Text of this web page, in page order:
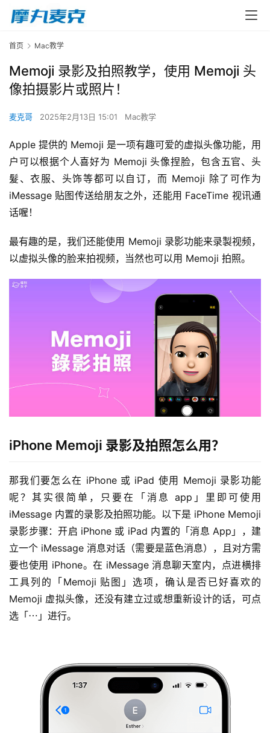
首页 Mac教学
Memoji 录影及拍照教学，使用 Memoji 头
像拍摄影片或照片！
麦克哥 2025年2月13日 15:01 Mac教学
Apple 提供的 Memoji 是一项有趣可爱的虚拟头像功能，用
户可以根据个人喜好为 Memoji 头像捏脸，包含五官、头
髮、衣服、头饰等都可以自订，而 Memoji 除了可作为
iMessage 贴图传送给朋友之外，还能用 FaceTime 视讯通
话喔！
最有趣的是，我们还能使用 Memoji 录影功能来录製视频，
以虚拟头像的脸来拍视频，当然也可以用 Memoji 拍照。
iPhone Memoji 录影及拍照怎么用？
那我们要怎么在 iPhone 或 iPad 使用 Memoji 录影功能
呢？其实很简单，只要在「消息 app」里即可使用
iMessage 内置的录影及拍照功能。以下是 iPhone Memoji
录影步骤：开启 iPhone 或 iPad 内置的「消息 App」，建
立一个 iMessage 消息对话（需要是蓝色消息），且对方需
要也使用 iPhone。在 iMessage 消息聊天室内，点进横排
工具列的「Memoji 贴图」选项，确认是否已好喜欢的
Memoji 虚拟头像，还没有建立过或想重新设计的话，可点
选「⋯」进行。